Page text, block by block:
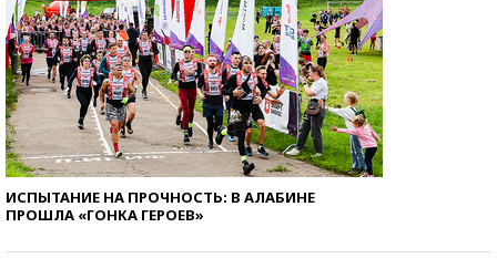
ИСПЫТАНИЕ НА ПРОЧНОСТЬ: В АЛАБИНЕ
ПРОШЛА «ГОНКА ГЕРОЕВ»